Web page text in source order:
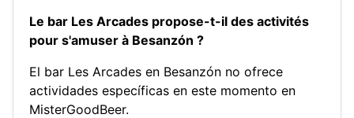
Le bar Les Arcades propose-t-il des activités
pour s'amuser à Besanzón ?
El bar Les Arcades en Besanzón no ofrece
actividades específicas en este momento en
MisterGoodBeer.